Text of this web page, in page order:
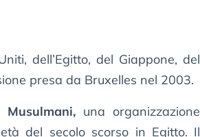
dell’Egitto, del Giappone, del
presa da Bruxelles nel 2003.
Musulmani,una organizzazione
del secolo scorso in Egitto. Il